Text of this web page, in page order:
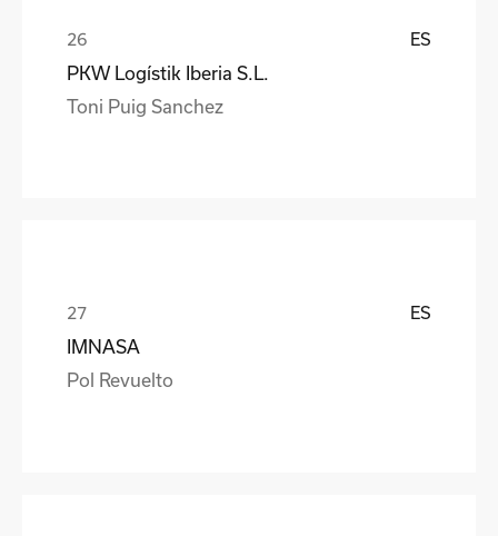
ES
PKW Logístik Iberia S.L.
Toni Puig Sanchez
ES
IMNASA
Pol Revuelto